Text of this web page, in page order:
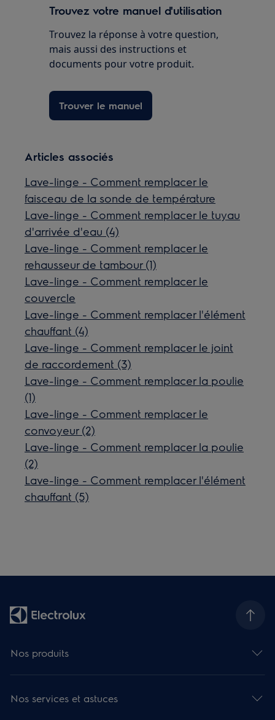
Trouvez votre manuel d'utilisation
Trouvez la réponse à votre question,
mais aussi des instructions et
documents pour votre produit.
Trouver le manuel
Articles associés
Lave-linge - Comment remplacer le
faisceau de la sonde de température
Lave-linge - Comment remplacer le tuyau
d'arrivée d'eau (4)
Lave-linge - Comment remplacer le
rehausseur de tambour (1)
Lave-linge - Comment remplacer le
couvercle
Lave-linge - Comment remplacer l'élément
chauffant (4)
Lave-linge - Comment remplacer le joint
de raccordement (3)
Lave-linge - Comment remplacer la poulie
(1)
Lave-linge - Comment remplacer le
convoyeur (2)
Lave-linge - Comment remplacer la poulie
(2)
Lave-linge - Comment remplacer l'élément
chauffant (5)
Nos produits
Nos services et astuces